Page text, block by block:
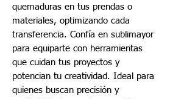
quemaduras en tus prendas o
materiales, optimizando cada
transferencia. Confía en sublimayor
para equiparte con herramientas
que cuidan tus proyectos y
potencian tu creatividad. Ideal para
quienes buscan precisión y